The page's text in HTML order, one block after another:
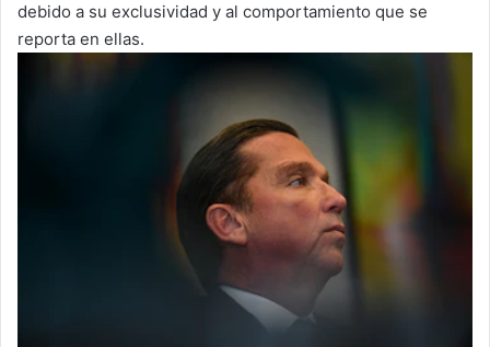
debido a su exclusividad y al comportamiento que se
reporta en ellas.